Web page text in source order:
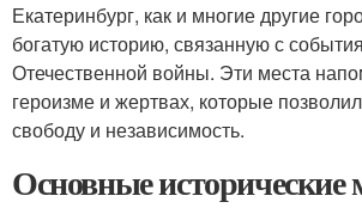
Екатеринбург, как и многие другие
богатую историю, связанную с
Отечественной войны. Эти места
героизме и жертвах, которые
свободу и независимость.
Основные исторические